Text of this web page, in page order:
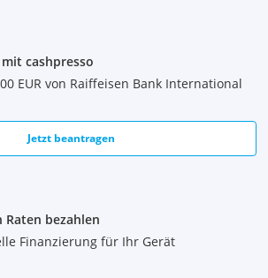
cashpresso
EUR von Raiffeisen Bank International
Jetzt beantragen
Raten bezahlen
Finanzierung für Ihr Gerät